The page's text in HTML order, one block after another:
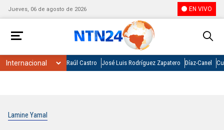
Jueves, 06 de agosto de 2026 EN VIVO
Raúl Castro José Luis Rodríguez Zapatero Díaz-Canel
Lamine Yamal